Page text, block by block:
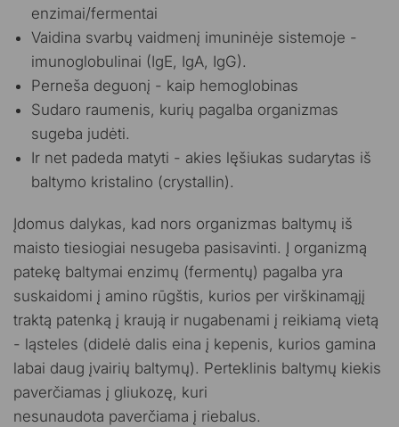
enzimai/fermentai
Vaidina svarbų vaidmenį imuninėje sistemoje -
imunoglobulinai (IgE, IgA, IgG).
Perneša deguonį - kaip hemoglobinas
Sudaro raumenis, kurių pagalba organizmas
sugeba judėti.
Ir net padeda matyti - akies lęšiukas sudarytas iš
baltymo kristalino (crystallin).
Įdomus dalykas, kad nors organizmas baltymų iš
maisto tiesiogiai nesugeba pasisavinti. Į organizmą
patekę baltymai enzimų (fermentų) pagalba yra
suskaidomi į amino rūgštis, kurios per virškinamąjį
traktą patenką į kraują ir nugabenami į reikiamą vietą
- ląsteles (didelė dalis eina į kepenis, kurios gamina
labai daug įvairių baltymų). Perteklinis baltymų kiekis
paverčiamas į gliukozę, kuri
nesunaudota paverčiama į riebalus.